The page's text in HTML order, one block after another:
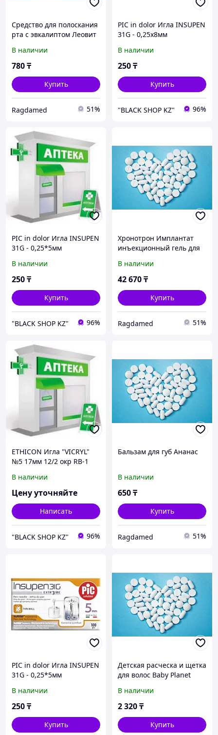
Средство для полоскания
рта с эвкалиптом Леовит
В наличии
780₸
Купить
Ragdamed 51%
PIC in dolor Игла INSUPEN
31G - 0,25х8мм
В наличии
250₸
Купить
"BLACK SHOP KZ" 96%
PIC in dolor Игла INSUPEN
31G - 0,25*5мм
В наличии
250₸
Купить
"BLACK SHOP KZ" 96%
Хронотрон Имплантат
инъекционный гель для
введения 20 мг/мл 2 мл
В наличии
42 670₸
Купить
Ragdamed 51%
ETHICON Игла "VICRYL"
№5 17мм 12/2 окр RB-1
В наличии
Цену уточняйте
Написать
"BLACK SHOP KZ" 96%
Бальзам для губ Ананас
В наличии
650₸
Купить
Ragdamed 51%
PIC in dolor Игла INSUPEN
31G - 0,25*5мм
В наличии
250₸
Купить
Детская расческа и щетка
для волос Baby Planet
В наличии
2 320₸
Купить